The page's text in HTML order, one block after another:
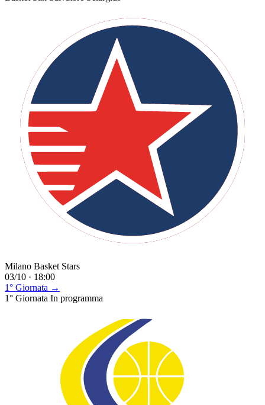
Milano Basket Stars
03/10 · 18:00
1° Giornata →
1° Giornata In programma